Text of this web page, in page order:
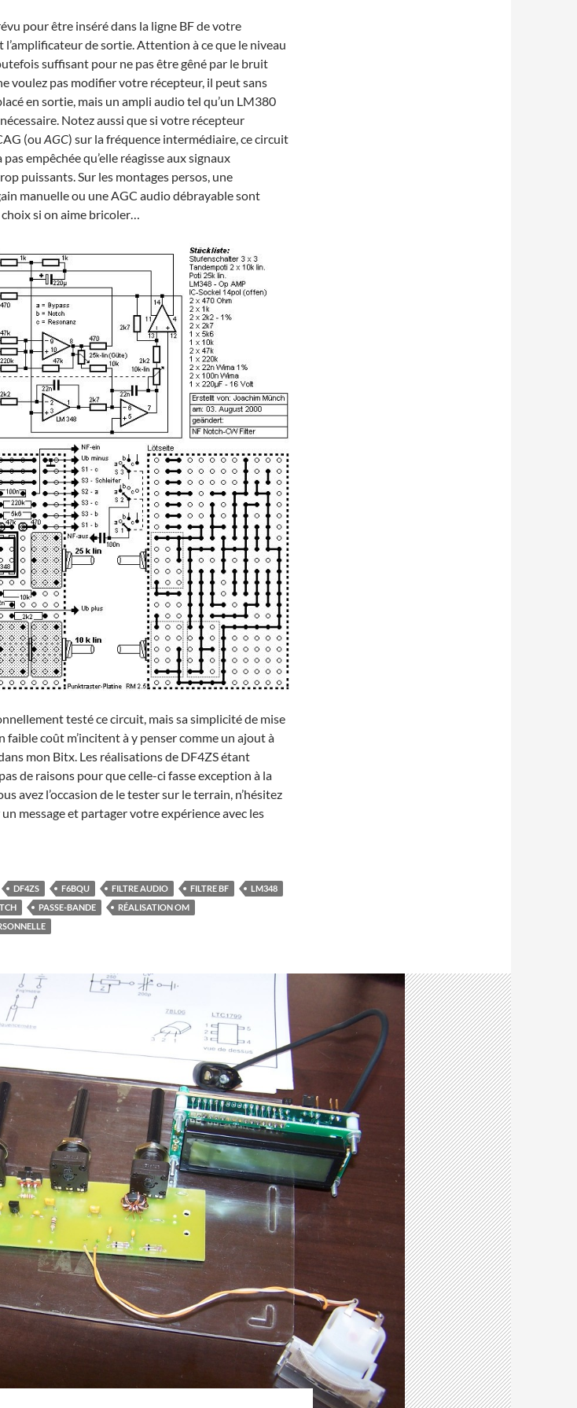
pour être inséré dans la ligne BF de votre
l’amplificateur de sortie. Attention à ce que le niveau
suffisant pour ne pas être gêné par le bruit
voulez pas modifier votre récepteur, il peut sans
en sortie, mais un ampli audio tel qu’un LM380
Notez aussi que si votre récepteur
(ou AGC) sur la fréquence intermédiaire, ce circuit
empêchée qu’elle réagisse aux signaux
puissants. Sur les montages persos, une
manuelle ou une AGC audio débrayable sont
si on aime bricoler…
testé ce circuit, mais sa simplicité de mise
faible coût m’incitent à y penser comme un ajout à
mon Bitx. Les réalisations de DF4ZS étant
de raisons pour que celle-ci fasse exception à la
avez l’occasion de le tester sur le terrain, n’hésitez
un message et partager votre expérience avec les
DF4ZS F6BQU FILTRE AUDIO FILTRE BF
LM348
PASSE-BANDE
RÉALISATION OM